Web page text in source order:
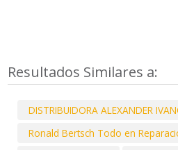
Resultados Similares a:
DISTRIBUIDORA ALEXANDER
Ronald Bertsch Todo en